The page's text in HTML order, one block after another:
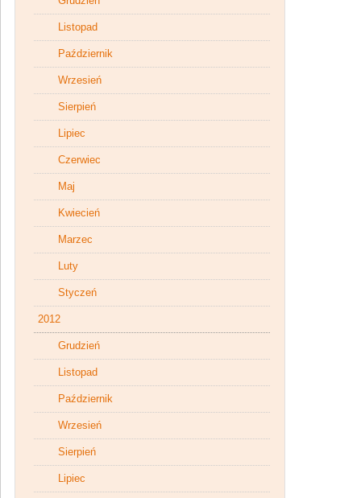
Listopad
Październik
Wrzesień
Sierpień
Lipiec
Czerwiec
Maj
Kwiecień
Marzec
Luty
Styczeń
2012
Grudzień
Listopad
Październik
Wrzesień
Sierpień
Lipiec